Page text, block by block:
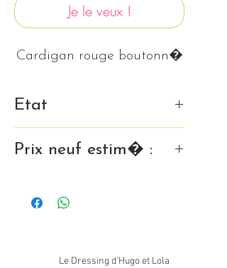
Je le veux !
Cardigan rouge boutonn�
Etat
Prix neuf estim� :
Le Dressing d'Hugo et Lola